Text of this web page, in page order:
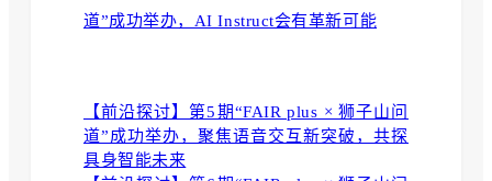
道”成功举办，AI Instruct会有革新可能
【前沿探讨】第5期“FAIR plus × 狮子山问
道”成功举办，聚焦语音交互新突破，共探
具身智能未来